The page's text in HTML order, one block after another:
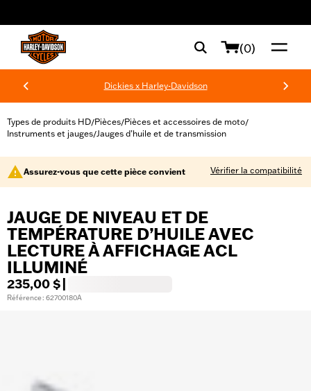
(0)
Dickies x Harley-Davidson
Types de produits HD/Pièces/Pièces et accessoires de moto/
Instruments et jauges/Jauges d’huile et de transmission
Assurez-vous que cette pièce convient Vérifier la compatibilité
JAUGE DE NIVEAU ET DE
TEMPÉRATURE D’HUILE AVEC
LECTURE À AFFICHAGE ACL
ILLUMINÉ
235,00 $
Référence : 62700180A